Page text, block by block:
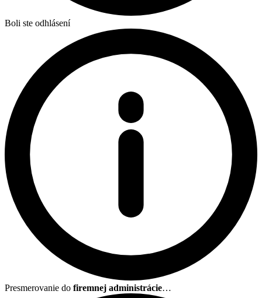
Boli ste odhlásení
Presmerovanie do firemnej administrácie…